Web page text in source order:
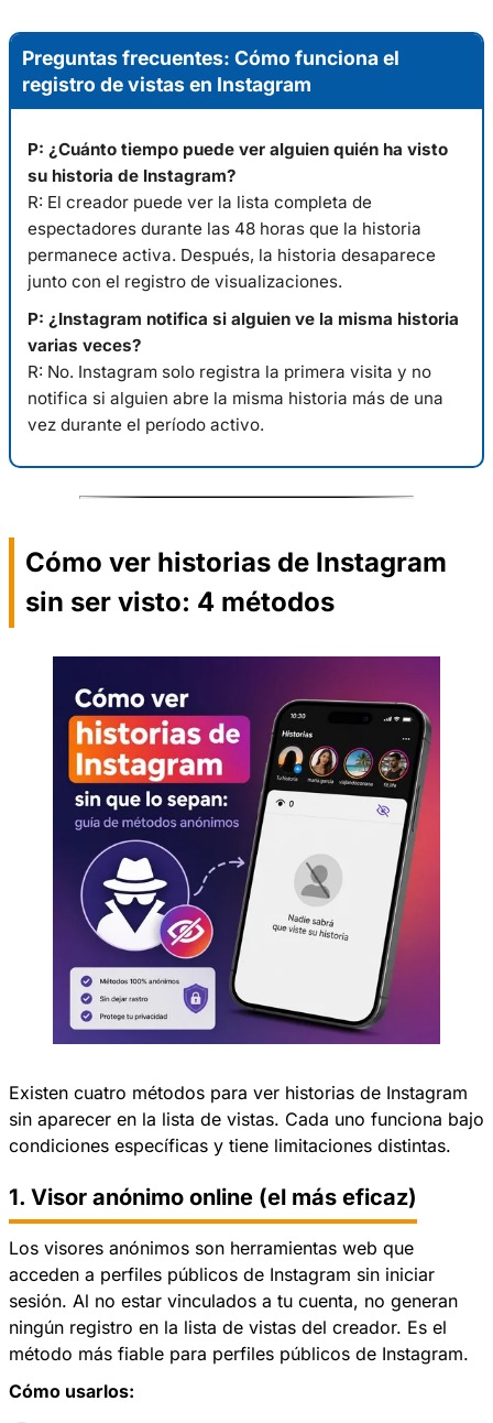
Preguntas frecuentes: Cómo funciona el
registro de vistas en Instagram
P: ¿Cuánto tiempo puede ver alguien quién ha visto
su historia de Instagram?
R: El creador puede ver la lista completa de
espectadores durante las 48 horas que la historia
permanece activa. Después, la historia desaparece
junto con el registro de visualizaciones.
P: ¿Instagram notifica si alguien ve la misma historia
varias veces?
R: No. Instagram solo registra la primera visita y no
notifica si alguien abre la misma historia más de una
vez durante el período activo.
Cómo ver historias de Instagram
sin ser visto: 4 métodos
Existen cuatro métodos para ver historias de Instagram
sin aparecer en la lista de vistas. Cada uno funciona bajo
condiciones específicas y tiene limitaciones distintas.
1. Visor anónimo online (el más eficaz)
Los visores anónimos son herramientas web que
acceden a perfiles públicos de Instagram sin iniciar
sesión. Al no estar vinculados a tu cuenta, no generan
ningún registro en la lista de vistas del creador. Es el
método más fiable para perfiles públicos de Instagram.
Cómo usarlos: